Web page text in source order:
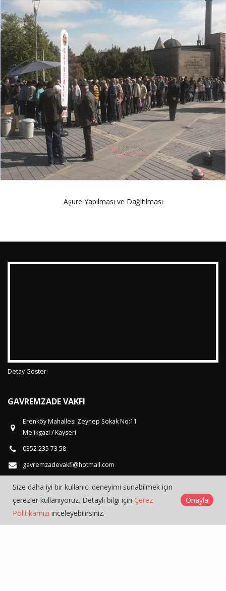
Aşure Yapılması ve Dağıtılması
Detay Göster
GAVREMZADE VAKFI
Erenköy Mahallesi Zeynep Sokak No:11
Melikgazi / Kayseri
0352 235 73 58
gavremzadevakfi@hotmail.com
Size daha iyi bir kullanıcı deneyimi sunabilmek için
çerezler kullanıyoruz. Detaylı bilgi için Çerez
Politikamızı inceleyebilirsiniz.
Onayla